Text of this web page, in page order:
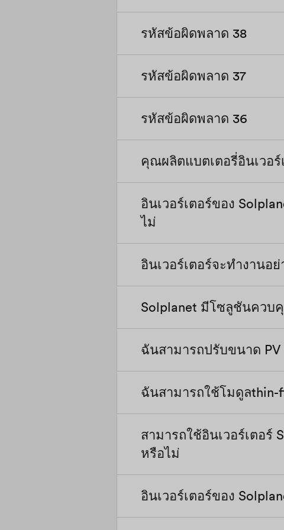
หากข้อผิดพลาดนี้ยังคงแส
ตรวจสอบว่ามีการกีดขวางก
ตรวจสอบว่าอุณหภูมิโดยรอ
รหัสข้อผิดพลาด 38
ตรวจสอบฉนวนของแผงเซ
ต้านทานของฉนวนกับพื้นมา
เคเบิลและโมดูล PV ทั้งหมด
ตรวจสอบให้แน่ใจว่าการเ
พลาดนี้เกิดขึ้นบ่อยครั้ง โป
รหัสข้อผิดพลาด 37
ตรวจสอบแรงดันวงจรเปิด
สูงสุดของอินเวอร์เตอร์ ห
คงเกิดขึ้น โปรดติดต่อฝ่ายบ
รหัสข้อผิดพลาด 36
ตรวจสอบให้แน่ใจว่าการเชื่
ตรวจสอบสายตาของสายเ
โปรดติดต่อฝ่ายบริการ
คุณผลิตแบตเตอรี่อินเวอร์
ใช่ อินเวอร์เตอร์ไฮบริดขอ
อินเวอร์เตอร์ของ
ไม่
มี
อินเวอร์เตอร์จะทำงาน
อินเวอร์เตอร์จะลดกำลังเอ
คุณสามารถดูเส้นโค้งการล
Solplanet มีโซลูชันควบ
ใช่ สำหรับอินเวอร์เตอร์ขอ
สมาร์ทมิเตอร์ที่กำหนดไว้
เซิร์ฟเวอร์/APP/AiSWEI ข
สำหรับอินเวอร์เตอร์ที่อยู่อ
ส่งออกผ่านการเชื่อมต่อสมา
และเปิดใช้งานฟังก์ชันนี้บน
สำหรับรายละเอียดเพิ่มเติม
ฉันสามารถปรับขนาด
ใช่ ความจุ DC PV อาร์เรย์
DC/AC สำหรับอินเวอร์เต
PV อาร์เรย์ สามารถขยา
ไซต์ การเพิ่ม PV อาร์เรย์
ของอินเวอร์เตอร์ หากคุณมี
ปรับขนาดหรือติดต่อผู้เชี่ย
ฉันสามารถใช้โมดูลthin-
อินเวอร์เตอร์ Solplanet ไ
บนตัวนำไฟฟ้ากระแสตรงขั้
ไม่มีหม้อแปลง) ของเราได้
ซิลิคอน อย่างไรก็ตาม มีแผ
อินเวอร์เตอร์ของ
สามารถใช้อินเวอร์เตอร์
หรือไม่
อินเวอร์เตอร์ Solplanet เ
เตอร์ควรเชื่อมต่อกับกริดไ